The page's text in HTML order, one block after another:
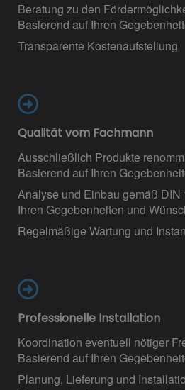
Beratung zu den
Basierend auf Ihren
Transparente Kostenaufstellung
Qualität vom Fachmann
Ausschließlich Produkte
Basierend auf Ihren
Analyse und Einbau gemäß
Ihren Gegebenheiten und
Regelmäßige Wartung und
Professionelle Installation
Koordination eventuell nötiger
Basierend auf Ihren
Planung, Lieferung und